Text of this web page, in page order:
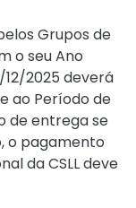
Grupos de
o seu Ano
12/2025 deverá
ao Período de
de entrega se
o pagamento
da CSLL deve